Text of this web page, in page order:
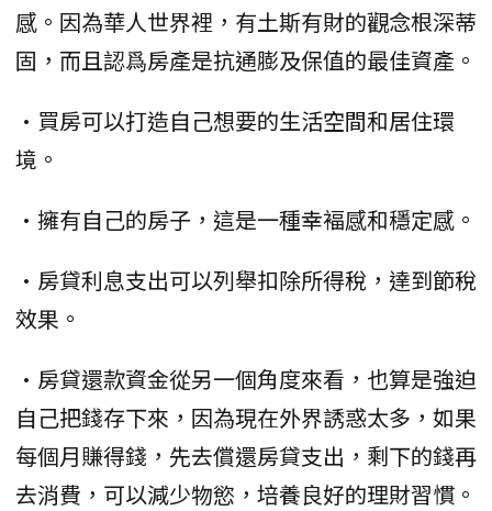
感。因為華人世界裡，有土斯有財的觀念根深蒂
固，而且認爲房產是抗通膨及保值的最佳資產。
•買房可以打造自己想要的生活空間和居住環
境。
•擁有自己的房子，這是一種幸褔感和穩定感。
•房貸利息支出可以列舉扣除所得稅，達到節稅
效果。
•房貸還款資金從另一個角度來看，也算是強迫
自己把錢存下來，因為現在外界誘惑太多，如果
每個月賺得錢，先去償還房貸支出，剩下的錢再
去消費，可以減少物慾，培養良好的理財習慣。